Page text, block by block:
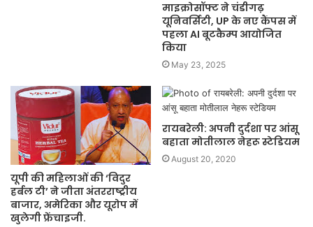
माइक्रोसॉफ्ट ने चंडीगढ़
यूनिवर्सिटी, UP के नए कैंपस में
पहला AI बूटकैम्प आयोजित
किया
May 23, 2025
यूपी की महिलाओं की ‘विदुर
हर्बल टी’ ने जीता अंतरराष्ट्रीय
बाजार, अमेरिका और यूरोप में
खुलेगी फ्रेंचाइजी.
रायबरेली: अपनी दुर्दशा पर आंसू
बहाता मोतीलाल नेहरू स्टेडियम
August 20, 2020